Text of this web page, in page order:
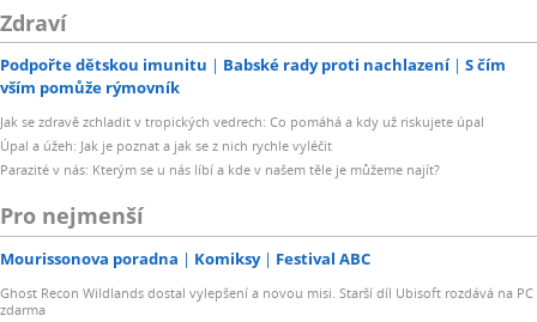
Zdraví
Podpořte dětskou imunitu Babské rady proti nachlazení
S čím
vším pomůže rýmovník
Jak se zdravě zchladit v tropických vedrech: Co pomáhá a kdy už riskujete úpal
Úpal a úžeh: Jak je poznat a jak se z nich rychle vyléčit
Parazité v nás: Kterým se u nás líbí a kde v našem těle je můžeme najít?
Pro nejmenší
Mourissonova poradna Komiksy Festival ABC
Ghost Recon Wildlands dostal vylepšení a novou misi. Starší díl Ubisoft rozdává na PC
zdarma